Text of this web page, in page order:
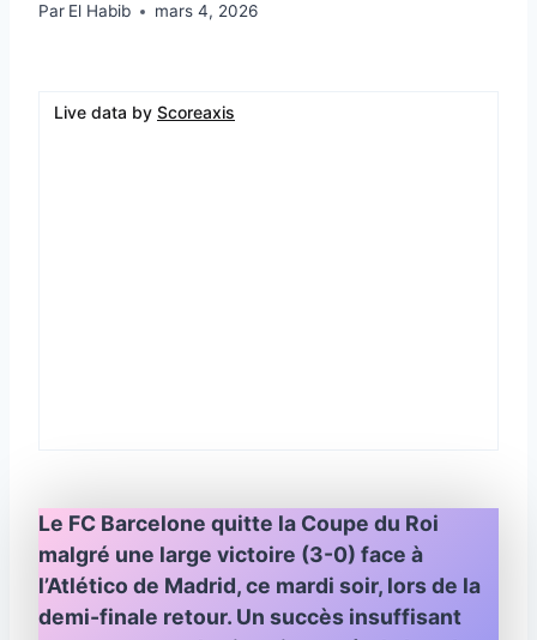
Par El Habib mars 4, 2026
Live data by Scoreaxis
Le FC Barcelone quitte la Coupe du Roi
malgré une large victoire (3-0) face à
l’Atlético de Madrid, ce mardi soir, lors de la
demi-finale retour. Un succès insuffisant